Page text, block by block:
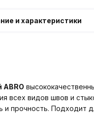
и характеристики
всех видов швов и
и прочность. Подходит